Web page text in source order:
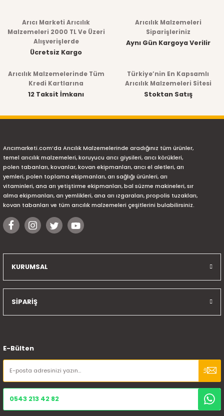
Arıcı Marketi Arıcılık
Malzemeleri 2000 TL Ve Üzeri
Alışverişlerde
Ücretsiz Kargo
Arıcılık Malzemeleri
Siparişleriniz
Aynı Gün Kargoya Verilir
Arıcılık Malzemelerinde Tüm
Kredi Kartlarına
12 Taksit İmkanı
Türkiye’nin En Kapsamlı
Arıcılık Malzemeleri Sitesi
Stoktan Satış
Arıcımarketi.com’da Arıcılık Malzemelerinde aradığınız tüm ürünler,
temel arıcılık malzemeleri, koruyucu arıcı giysileri, arıcı körükleri,
polen tabanları, kovanlar, kovan ekipmanları, arıcı el aletleri, arı
yemleri, polen toplama ekipmanları, arı sağlığı ürünleri, arı
vitaminleri, ana arı yetiştirme ekipmanları, bal süzme makineleri, sır
alma ekipmanları, arı yemlikleri, ana arı ızgaraları, propolis tuzakları,
kovan tabanları ve tüm arıcılık malzemeleri çeşitlerini bulabilirsiniz.
KURUMSAL
SİPARİŞ
E-Bülten
0543 213 42 82